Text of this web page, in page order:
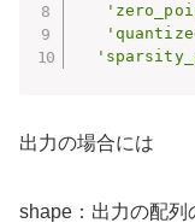
出力の場合には
shape：出力の配列